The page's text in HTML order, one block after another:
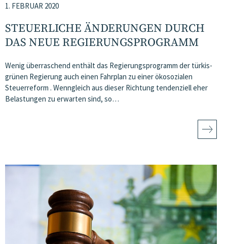
1. FEBRUAR 2020
STEUERLICHE ÄNDERUNGEN DURCH
DAS NEUE REGIERUNGSPROGRAMM
Wenig überraschend enthält das Regierungsprogramm der türkis-
grünen Regierung auch einen Fahrplan zu einer ökosozialen
Steuerreform . Wenngleich aus dieser Richtung tendenziell eher
Belastungen zu erwarten sind, so…